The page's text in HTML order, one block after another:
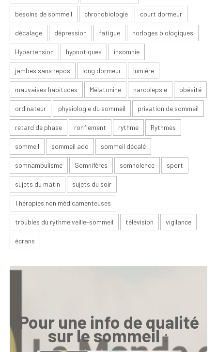
besoins de sommeil chronobiologie court dormeur
décalage dépression fatigue horloges biologiques
Hypertension hypnotiques insomnie
jambes sans repos long dormeur lumière
mauvaises habitudes Mélatonine narcolepsie obésité
ordinateur physiologie du sommeil privation de sommeil
retard de phase ronflement rythme Rythmes
sommeil sommeil ado sommeil décalé
somnambulisme Somnifères somnolence sport
sujets du matin sujets du soir
Thérapies non médicamenteuses
troubles du rythme veille-sommeil télévision vigilance
écrans
Pour une info de qualité
sur le sommeil: